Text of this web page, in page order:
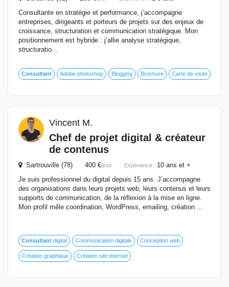
Consultante en stratégie et performance, j’accompagne
entreprises, dirigeants et porteurs de projets sur des enjeux de
croissance, structuration et communication stratégique. Mon
positionnement est hybride : j’allie analyse stratégique,
structuratio...
Consultant Adobe photoshop Blogging Brochure Carte de visite
Vincent M.
Chef de projet digital & créateur
de contenus
Sartrouville (78) 400 €/jour Expérience : 10 ans et +
Je suis professionnel du digital depuis 15 ans. J’accompagne
des organisations dans leurs projets web, leurs contenus et leurs
supports de communication, de la réflexion à la mise en ligne.
Mon profil mêle coordination, WordPress, emailing, création ...
Consultant digital Communication digitale Conception web
Création graphique Création site internet